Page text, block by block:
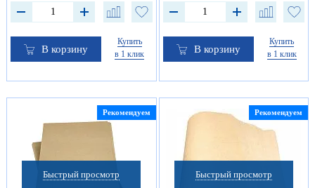
В корзину
Купить
в 1 клик
В корзину
Купить
в 1 клик
Быстрый просмотр
Рекомендуем
Быстрый просмотр
Рекомендуем